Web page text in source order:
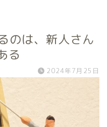
のは、新人さん
る
2024年7月25日